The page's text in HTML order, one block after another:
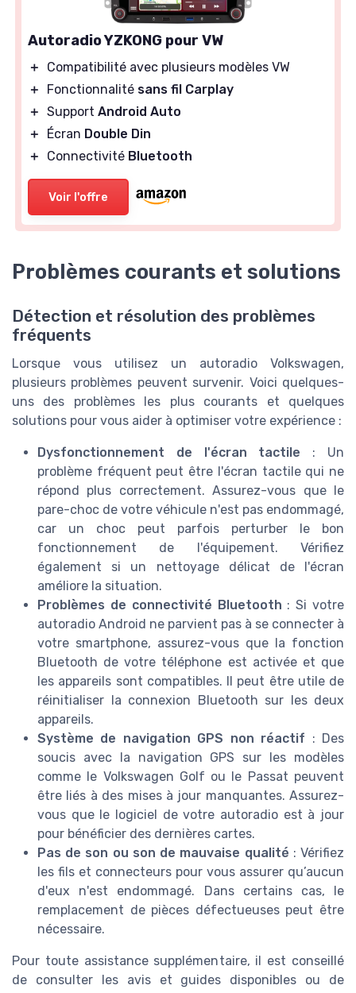
Autoradio YZKONG pour VW
＋
Compatibilité avec plusieurs modèles VW
＋
Fonctionnalité sans fil Carplay
＋ Support Android Auto
＋
Écran Double Din
＋
Connectivité Bluetooth
Voir l'offre
Problèmes courants et solutions
Détection et résolution des problèmes
fréquents
Lorsque vous utilisez un autoradio Volkswagen,
plusieurs problèmes peuvent survenir. Voici quelques-
uns des problèmes les plus courants et quelques
solutions pour vous aider à optimiser votre expérience :
Dysfonctionnement de l'écran tactile : Un
problème fréquent peut être l'écran tactile qui ne
répond plus correctement. Assurez-vous que le
pare-choc de votre véhicule n'est pas endommagé,
car un choc peut parfois perturber le bon
fonctionnement de l'équipement. Vérifiez
également si un nettoyage délicat de l'écran
améliore la situation.
Problèmes de connectivité Bluetooth : Si votre
autoradio Android ne parvient pas à se connecter à
votre smartphone, assurez-vous que la fonction
Bluetooth de votre téléphone est activée et que
les appareils sont compatibles. Il peut être utile de
réinitialiser la connexion Bluetooth sur les deux
appareils.
Système de navigation GPS non réactif : Des
soucis avec la navigation GPS sur les modèles
comme le Volkswagen Golf ou le Passat peuvent
être liés à des mises à jour manquantes. Assurez-
vous que le logiciel de votre autoradio est à jour
pour bénéficier des dernières cartes.
Pas de son ou son de mauvaise qualité : Vérifiez
les fils et connecteurs pour vous assurer qu’aucun
d'eux n'est endommagé. Dans certains cas, le
remplacement de pièces défectueuses peut être
nécessaire.
Pour toute assistance supplémentaire, il est conseillé
de consulter les avis et guides disponibles ou de